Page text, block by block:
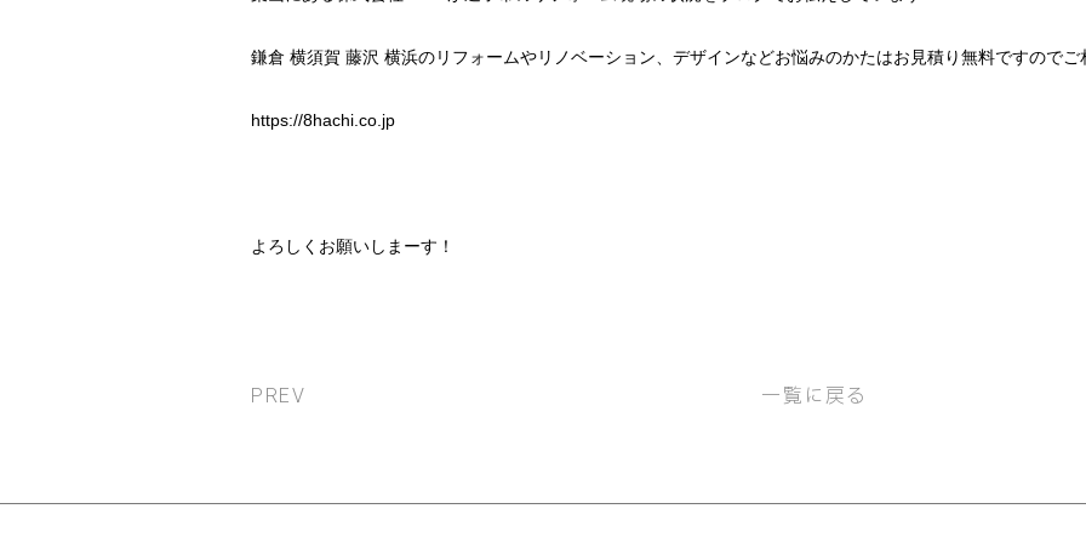
鎌倉 横須賀 藤沢 横浜のリフォームやリノベーション、デザインなどお悩みのかたはお見積り無料ですのでご
https://8hachi.co.jp
よろしくお願いしまーす！
PREV 一覧に戻る